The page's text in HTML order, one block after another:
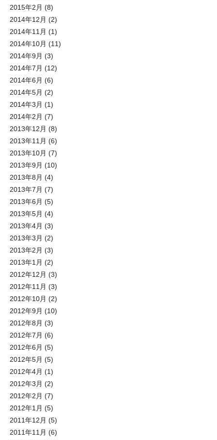
2015年2月 (8)
2014年12月 (2)
2014年11月 (1)
2014年10月 (11)
2014年9月 (3)
2014年7月 (12)
2014年6月 (6)
2014年5月 (2)
2014年3月 (1)
2014年2月 (7)
2013年12月 (8)
2013年11月 (6)
2013年10月 (7)
2013年9月 (10)
2013年8月 (4)
2013年7月 (7)
2013年6月 (5)
2013年5月 (4)
2013年4月 (3)
2013年3月 (2)
2013年2月 (3)
2013年1月 (2)
2012年12月 (3)
2012年11月 (3)
2012年10月 (2)
2012年9月 (10)
2012年8月 (3)
2012年7月 (6)
2012年6月 (5)
2012年5月 (5)
2012年4月 (1)
2012年3月 (2)
2012年2月 (7)
2012年1月 (5)
2011年12月 (5)
2011年11月 (6)